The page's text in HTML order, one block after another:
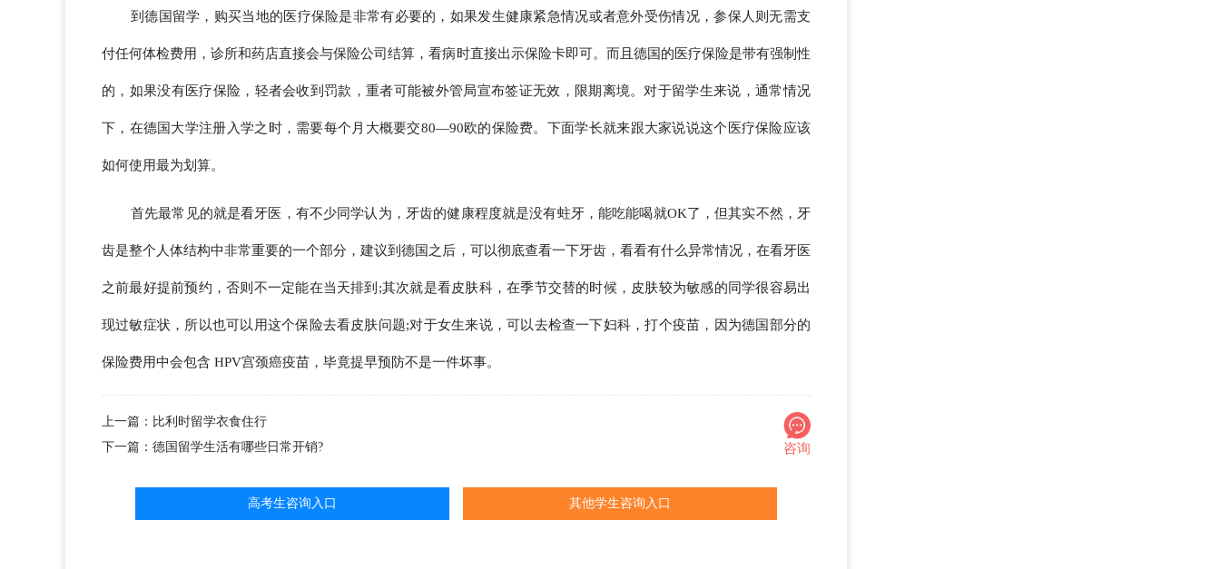
到德国留学，购买当地的医疗保险是非常有必要的，如果发生健康紧急情况或者意外受伤情况，参保人则无需支
付任何体检费用，诊所和药店直接会与保险公司结算，看病时直接出示保险卡即可。而且德国的医疗保险是带有强制性
的，如果没有医疗保险，轻者会收到罚款，重者可能被外管局宣布签证无效，限期离境。对于留学生来说，通常情况
下，在德国大学注册入学之时，需要每个月大概要交80—90欧的保险费。下面学长就来跟大家说说这个医疗保险应该
如何使用最为划算。
首先最常见的就是看牙医，有不少同学认为，牙齿的健康程度就是没有蛀牙，能吃能喝就OK了，但其实不然，牙
齿是整个人体结构中非常重要的一个部分，建议到德国之后，可以彻底查看一下牙齿，看看有什么异常情况，在看牙医
之前最好提前预约，否则不一定能在当天排到;其次就是看皮肤科，在季节交替的时候，皮肤较为敏感的同学很容易出
现过敏症状，所以也可以用这个保险去看皮肤问题;对于女生来说，可以去检查一下妇科，打个疫苗，因为德国部分的
保险费用中会包含 HPV宫颈癌疫苗，毕竟提早预防不是一件坏事。
上一篇：比利时留学衣食住行
下一篇：德国留学生活有哪些日常开销?
咨询
高考生咨询入口 其他学生咨询入口